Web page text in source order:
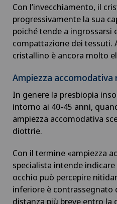
Con l’invecchiamento, il
progressivamente la sua
poiché tende a ingrossarsi
compattazione dei tessuti.
cristallino è ancora molto
Ampiezza
In genere la presbiopia
intorno ai 40-45 anni,
ampiezza accomodativa
diottrie.
Con il termine «ampiezza
specialista intende indicare
occhio può percepire
inferiore è contrassegnato
distanza più breve entro la